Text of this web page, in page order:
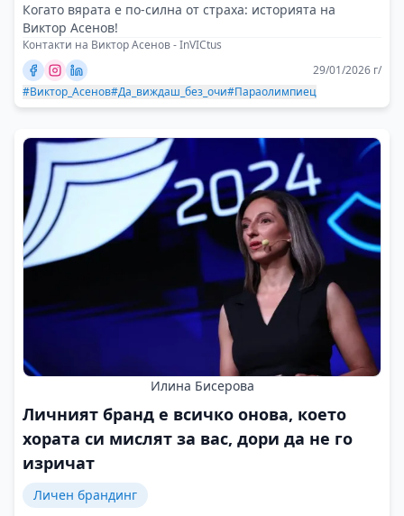
Когато вярата е по-силна от страха: историята на
Виктор Асенов!
Контакти на Виктор Асенов - InVICtus
29/01/2026 г/
#Виктор_Асенов#Да_виждаш_без_очи#Параолимпиец
Илина Бисерова
Личният бранд е всичко онова, което
хората си мислят за вас, дори да не го
изричат
Личен брандинг